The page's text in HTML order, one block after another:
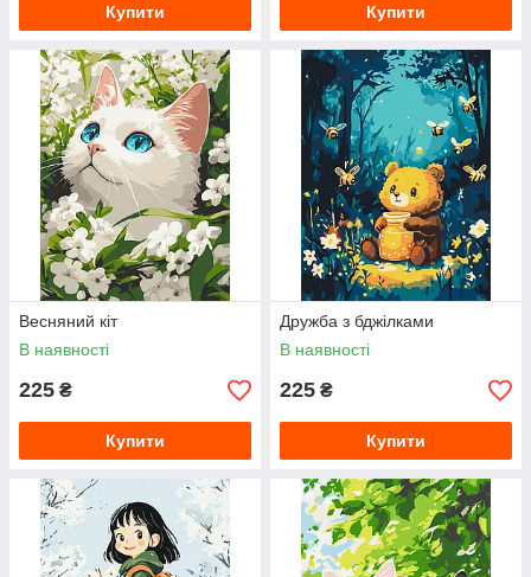
Купити Купити
Весняний кіт
В наявності
225 ₴
Купити
Дружба з бджілками
В наявності
225 ₴
Купити